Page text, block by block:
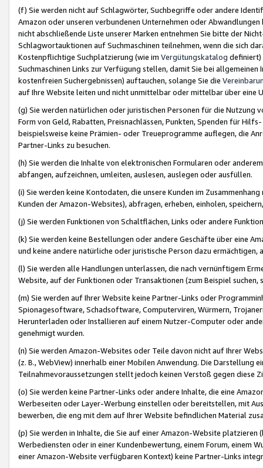
(f) Sie werden nicht auf Schlagwörter, Suchbegriffe oder andere
Amazon oder unseren verbundenen Unternehmen oder
nicht abschließende Liste unserer Marken entnehmen Sie bitte der
Schlagwortauktionen auf Suchmaschinen teilnehmen, wenn die sich
Kostenpflichtige Suchplatzierung (wie im Vergütungskatalog definiert)
Suchmaschinen Links zur Verfügung stellen, damit Sie bei
kostenfreien Suchergebnissen) auftauchen, solange Sie die
auf Ihre Website leiten und nicht unmittelbar oder mittelbar über eine
(g) Sie werden natürlichen oder juristischen Personen für die Nutzung
Form von Geld, Rabatten, Preisnachlässen, Punkten, Spenden für
beispielsweise keine Prämien- oder Treueprogramme auflegen, die
Partner-Links zu besuchen.
(h) Sie werden die Inhalte von elektronischen Formularen oder
abfangen, aufzeichnen, umleiten, auslesen, auslegen oder ausfüllen.
(i) Sie werden keine Kontodaten, die unsere Kunden im
Kunden der Amazon-Websites), abfragen, erheben, einholen,
(j) Sie werden Funktionen von Schaltflächen, Links oder andere
(k) Sie werden keine Bestellungen oder andere Geschäfte über eine
und keine andere natürliche oder juristische Person dazu
(l) Sie werden alle Handlungen unterlassen, die nach vernünftigem
Website, auf der Funktionen oder Transaktionen (zum Beispiel
(m) Sie werden auf Ihrer Website keine Partner-Links oder
Spionagesoftware, Schadsoftware, Computerviren, Würmern,
Herunterladen oder Installieren auf einem Nutzer-Computer oder
genehmigt wurden.
(n) Sie werden Amazon-Websites oder Teile davon nicht auf Ihrer
(z. B., WebView) innerhalb einer Mobilen Anwendung. Die Darstellung
Teilnahmevoraussetzungen stellt jedoch keinen Verstoß gegen diese
(o) Sie werden keine Partner-Links oder andere Inhalte, die eine
Werbeseiten oder Layer-Werbung einstellen oder bereitstellen, mit
bewerben, die eng mit dem auf Ihrer Website befindlichen Material
(p) Sie werden in Inhalte, die Sie auf einer Amazon-Website
Werbediensten oder in einer Kundenbewertung, einem Forum, einem
einer Amazon-Website verfügbaren Kontext) keine Partner-Links